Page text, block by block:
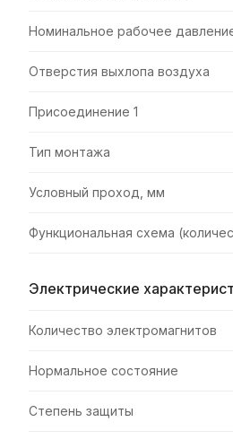
Номинальное рабочее
Отверстия выхлопа воздуха
Присоединение 1
Тип монтажа
Условный проход, мм
Функциональная схема
Электрические
Количество электромагнитов
Нормальное состояние
Степень защиты